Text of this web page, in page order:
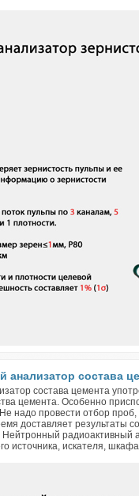
состава
состава цемента
цемента. Особенно
надо провести отбор
доставляет результаты
радиоактивный
источника, искателя,